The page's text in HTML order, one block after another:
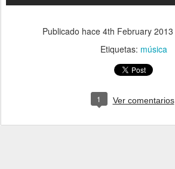
Publicado hace 4th February 2013
Etiquetas: música
1 Ver comentarios